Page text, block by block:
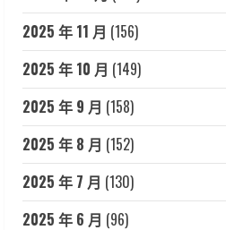
2025 年 11 月 (156)
2025 年 10 月 (149)
2025 年 9 月 (158)
2025 年 8 月 (152)
2025 年 7 月 (130)
2025 年 6 月 (96)